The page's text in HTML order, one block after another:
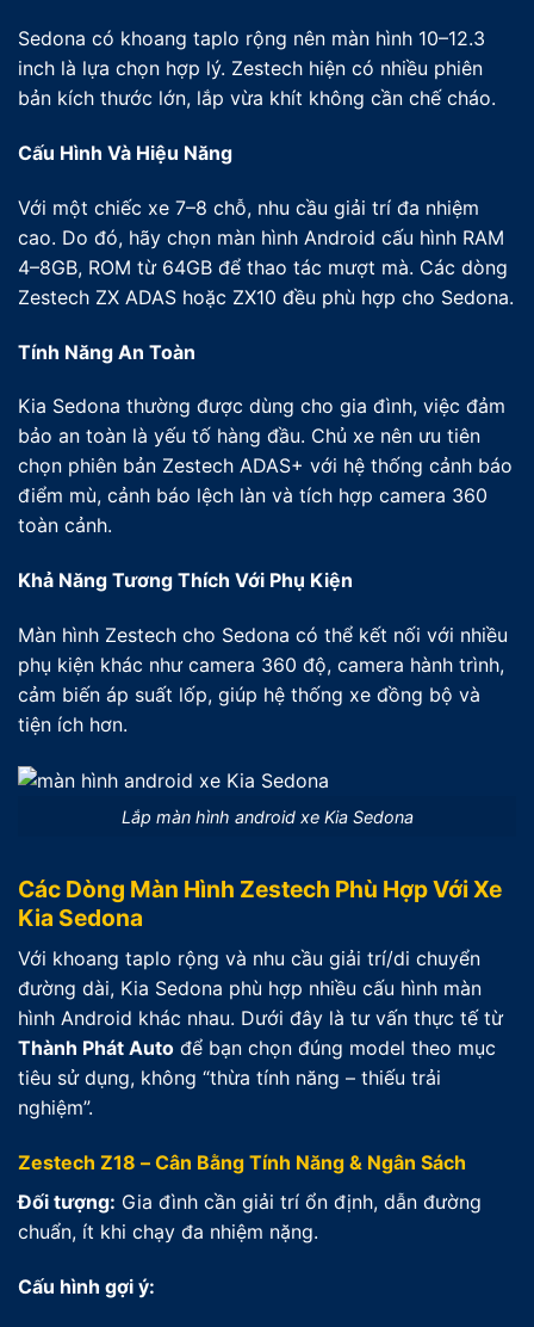
Sedona có khoang taplo rộng nên màn hình 10–12.3
inch là lựa chọn hợp lý. Zestech hiện có nhiều phiên
bản kích thước lớn, lắp vừa khít không cần chế cháo.
Cấu Hình Và Hiệu Năng
Với một chiếc xe 7–8 chỗ, nhu cầu giải trí đa nhiệm
cao. Do đó, hãy chọn màn hình Android cấu hình RAM
4–8GB, ROM từ 64GB để thao tác mượt mà. Các dòng
Zestech ZX ADAS hoặc ZX10 đều phù hợp cho Sedona.
Tính Năng An Toàn
Kia Sedona thường được dùng cho gia đình, việc đảm
bảo an toàn là yếu tố hàng đầu. Chủ xe nên ưu tiên
chọn phiên bản Zestech ADAS+ với hệ thống cảnh báo
điểm mù, cảnh báo lệch làn và tích hợp camera 360
toàn cảnh.
Khả Năng Tương Thích Với Phụ Kiện
Màn hình Zestech cho Sedona có thể kết nối với nhiều
phụ kiện khác như camera 360 độ, camera hành trình,
cảm biến áp suất lốp, giúp hệ thống xe đồng bộ và
tiện ích hơn.
Lắp màn hình android xe Kia Sedona
Các Dòng Màn Hình Zestech Phù Hợp Với Xe
Kia Sedona
Với khoang taplo rộng và nhu cầu giải trí/di chuyển
đường dài, Kia Sedona phù hợp nhiều cấu hình màn
hình Android khác nhau. Dưới đây là tư vấn thực tế từ
Thành Phát Auto để bạn chọn đúng model theo mục
tiêu sử dụng, không “thừa tính năng – thiếu trải
nghiệm”.
Zestech Z18 – Cân Bằng Tính Năng & Ngân Sách
Đối tượng: Gia đình cần giải trí ổn định, dẫn đường
chuẩn, ít khi chạy đa nhiệm nặng.
Cấu hình gợi ý: